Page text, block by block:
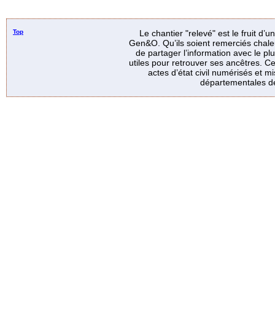
Top
Le chantier "relevé" est le fruit
Gen&O. Qu’ils soient remerciés
de partager l’information avec le
utiles pour retrouver ses ancêtres.
actes d’état civil numérisés et
départementales